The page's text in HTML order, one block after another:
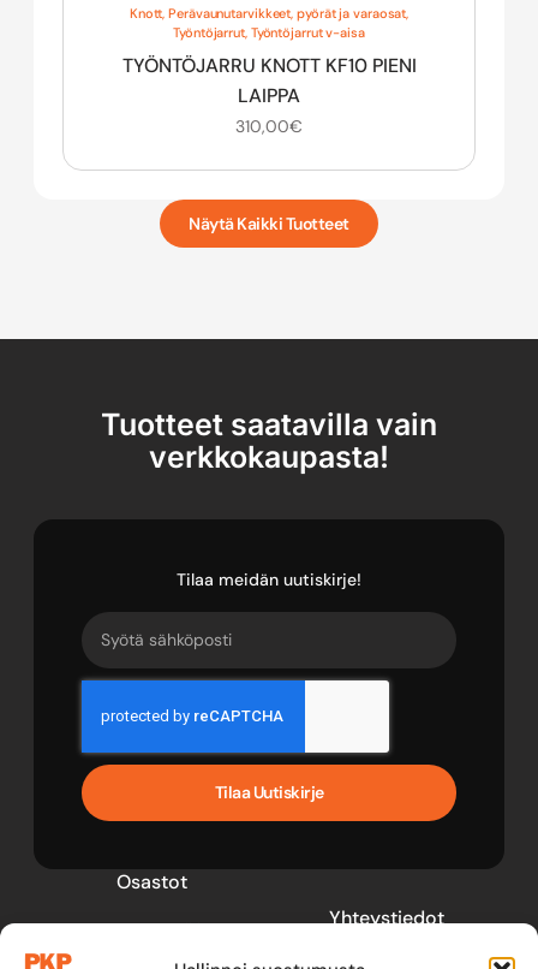
Näytä Kaikki Tuotteet
Knott,Perävaunutarvikkeet, pyörät ja varaosat,
Työntöjarrut, Työntöjarrut v-aisa
TYÖNTÖJARRU KNOTT KF10 PIENI
LAIPPA
310,00€
Tuotteet saatavilla vain
verkkokaupasta!
Tilaa meidän uutiskirje!
Tilaa Uutiskirje
Osastot
Perävaunutarvikkeet
Yhteystiedot